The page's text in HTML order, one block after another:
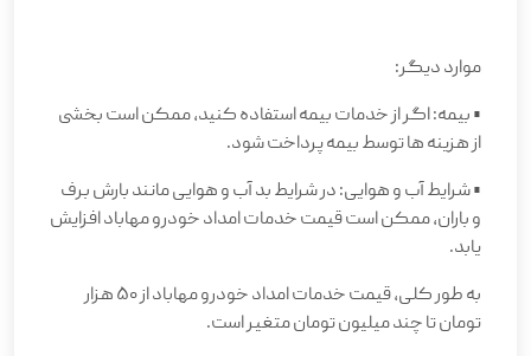
موارد دیگر:
•بیمه: اگر از خدمات بیمه استفاده کنید، ممکن است بخشی
از هزینه ها توسط بیمه پرداخت شود.
•شرایط آب و هوایی: در شرایط بد آب و هوایی مانند بارش برف
و باران، ممکن است قیمت خدمات امداد خودرو مهاباد افزایش
یابد.
به طور کلی، قیمت خدمات امداد خودرو مهاباد از 50 هزار
تومان تا چند میلیون تومان متغیر است.